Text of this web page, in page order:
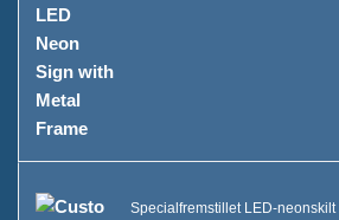
Specialfremstillet LED-neonskilt